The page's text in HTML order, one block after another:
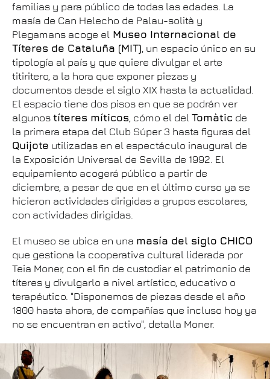
familias y para público de todas las edades. La
masía de Can Helecho de Palau-solità y
Plegamans acoge el Museo Internacional de
Títeres de Cataluña (MIT), un espacio único en su
tipología al país y que quiere divulgar el arte
titiritero, a la hora que exponer piezas y
documentos desde el siglo XIX hasta la actualidad.
El espacio tiene dos pisos en que se podrán ver
algunos títeres míticos, cómo el del Tomàtic de
la primera etapa del Club Súper 3 hasta figuras del
Quijote utilizadas en el espectáculo inaugural de
la Exposición Universal de Sevilla de 1992. El
equipamiento acogerá público a partir de
diciembre, a pesar de que en el último curso ya se
hicieron actividades dirigidas a grupos escolares,
con actividades dirigidas.
El museo se ubica en una masía del siglo CHICO
que gestiona la cooperativa cultural liderada por
Teia Moner, con el fin de custodiar el patrimonio de
títeres y divulgarlo a nivel artístico, educativo o
terapéutico. "Disponemos de piezas desde el año
1800 hasta ahora, de compañías que incluso hoy ya
no se encuentran en activo", detalla Moner.